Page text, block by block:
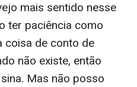
mais sentido nesse
ter paciência como
coisa de conto de
não existe, então
Mas não posso